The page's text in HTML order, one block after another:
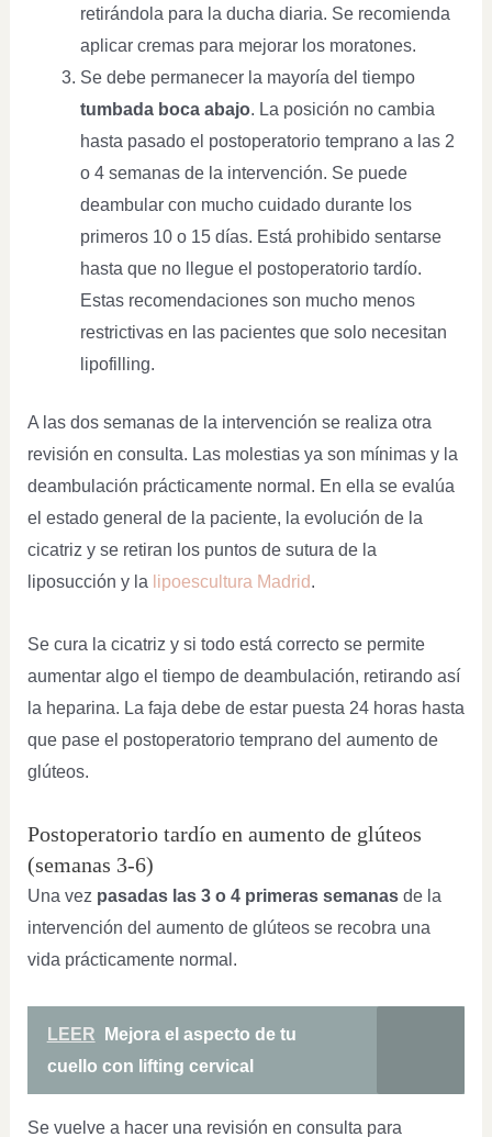
retirándola para la ducha diaria. Se recomienda
aplicar cremas para mejorar los moratones.
Se debe permanecer la mayoría del tiempo
tumbada boca abajo. La posición no cambia
hasta pasado el postoperatorio temprano a las 2
o 4 semanas de la intervención. Se puede
deambular con mucho cuidado durante los
primeros 10 o 15 días. Está prohibido sentarse
hasta que no llegue el postoperatorio tardío.
Estas recomendaciones son mucho menos
restrictivas en las pacientes que solo necesitan
lipofilling.
A las dos semanas de la intervención se realiza otra
revisión en consulta. Las molestias ya son mínimas y la
deambulación prácticamente normal. En ella se evalúa
el estado general de la paciente, la evolución de la
cicatriz y se retiran los puntos de sutura de la
liposucción y la lipoescultura Madrid.
Se cura la cicatriz y si todo está correcto se permite
aumentar algo el tiempo de deambulación, retirando así
la heparina. La faja debe de estar puesta 24 horas hasta
que pase el postoperatorio temprano del aumento de
glúteos.
Postoperatorio tardío en aumento de glúteos
(semanas 3-6)
Una vez pasadas las 3 o 4 primeras semanasde la
intervención del aumento de glúteos se recobra una
vida prácticamente normal.
LEER
Mejora el aspecto de tu
cuello con lifting cervical
Se vuelve a hacer una revisión en consulta para